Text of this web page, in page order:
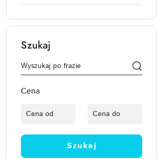
Szukaj
Cena
Szukaj